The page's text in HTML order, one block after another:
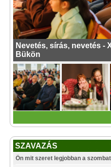
Nevetés, sírás, nevetés -
Bükön
SZAVAZÁS
Ön mit szeret legjobban a